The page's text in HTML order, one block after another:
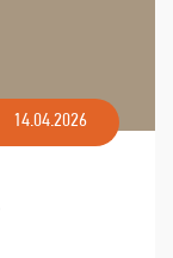
14.04.2026